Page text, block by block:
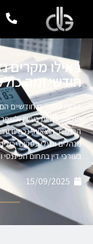
באילו מקרים
חודשי ומה
דוחות כלכליים חודשיים
מגמות, לזהות בעיות
הכנסות, הוצאות, נכסים
מנהלים ובעלי עסקים
בעורכי דין בתחום
15/09/2025